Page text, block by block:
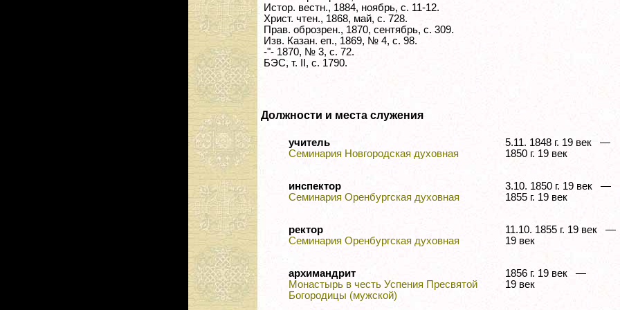
Истор. вестн., 1884, ноябрь, с. 11-12.
Христ. чтен., 1868, май, с. 728.
Прав. оброзрен., 1870, сентябрь, с. 309.
Изв. Казан. еп., 1869, № 4, с. 98.
-"- 1870, № 3, с. 72.
БЭС, т. II, с. 1790.
Должности и места служения
учитель
Семинария Новгородская духовная
5.11. 1848 г. 19 век —
1850 г. 19 век
инспектор
Семинария Оренбургская духовная
3.10. 1850 г. 19 век —
1855 г. 19 век
ректор
Семинария Оренбургская духовная
11.10. 1855 г. 19 век
19 век
архимандрит
Монастырь в честь Успения Пресвятой
Богородицы (мужской)
1856 г. 19 век —
19 век